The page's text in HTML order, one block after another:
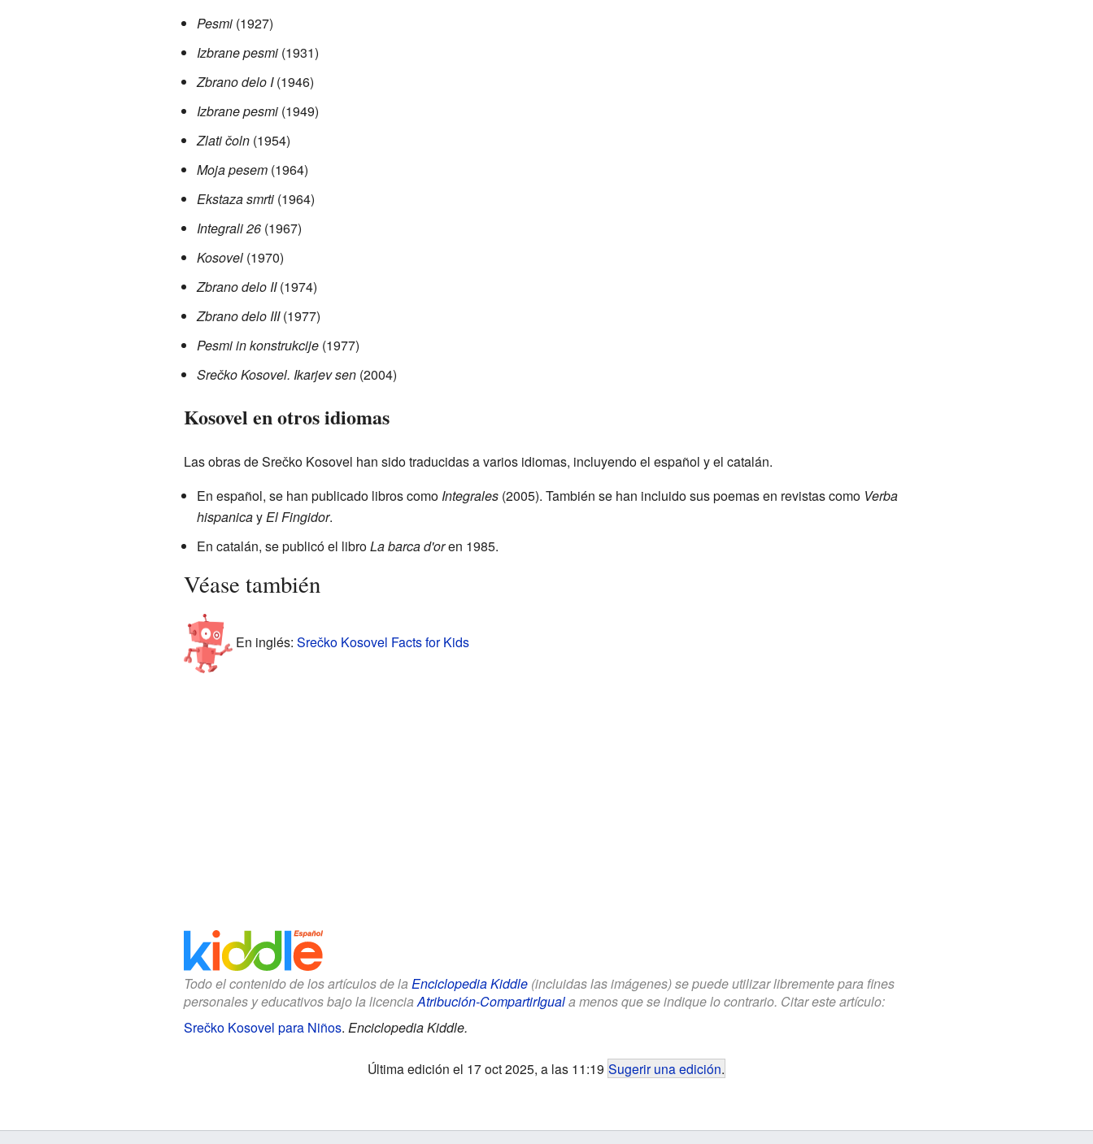
Pesmi(1927)
Izbrane pesmi(1931)
Zbrano delo I(1946)
Izbrane pesmi(1949)
Zlati čoln(1954)
Moja pesem(1964)
Ekstaza smrti(1964)
Integrali 26(1967)
Kosovel(1970)
Zbrano delo II(1974)
Zbrano delo III(1977)
Pesmi in konstrukcije(1977)
Srečko Kosovel. Ikarjev sen(2004)
Kosovel en otros idiomas
Las obras de Srečko Kosovel han sido traducidas a varios idiomas, incluyendo el español y el catalán.
En español, se han publicado libros como Integrales(2005). También se han incluido sus poemas en revistas como Verba
hispanicayEl Fingidor.
En catalán, se publicó el libroLa barca d'oren 1985.
Véase también
En inglés: Srečko Kosovel Facts for Kids
Todo el contenido de los artículos de la Enciclopedia Kiddle(incluidas las imágenes) se puede utilizar libremente para fines
personales y educativos bajo la licenciaAtribución-CompartirIguala menos que se indique lo contrario. Citar este artículo:
Srečko Kosovel para Niños. Enciclopedia Kiddle.
Última edición el 17 oct 2025, a las 11:19 Sugerir una edición.